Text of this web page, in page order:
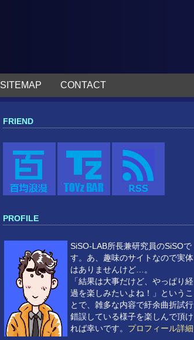
SITEMAP CONTACT
FRIEND
PROFILE
SiSO-LAB所長兼研究員のSiSOで
す。あ、趣味のサイトなので実体
はありませんけど…。
「結果は大事だけど、やっぱり経
過を楽しみたいよね！」というこ
とで、雑多な内容で紆余曲折試行
錯誤している様子を楽しんで頂け
れば幸いです。 プロフィール詳細